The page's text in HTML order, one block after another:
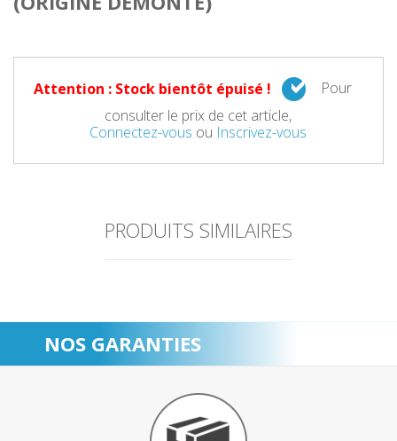
Attention : Stock bientôt épuisé !
Pour
consulter le prix de cet article,
Connectez-vous ou Inscrivez-vous
PRODUITS SIMILAIRES
NOS GARANTIES